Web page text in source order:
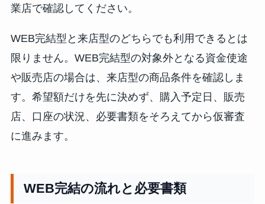
業店で確認してください。
WEB完結型と来店型のどちらでも利用できるとは
限りません。WEB完結型の対象外となる資金使途
や販売店の場合は、来店型の商品条件を確認しま
す。希望額だけを先に決めず、購入予定日、販売
店、口座の状況、必要書類をそろえてから仮審査
に進みます。
WEB完結の流れと必要書類